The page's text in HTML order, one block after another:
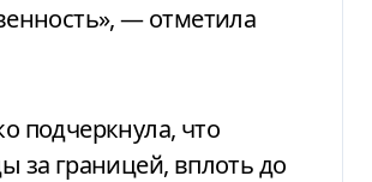
— отметила
подчеркнула, что
за границей, вплоть до